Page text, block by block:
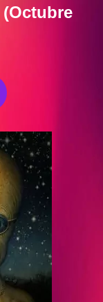
(Octubre